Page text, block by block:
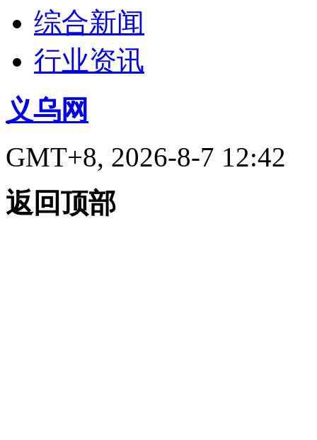
综合新闻
行业资讯
义乌网
GMT+8, 2026-8-7 12:42
返回顶部